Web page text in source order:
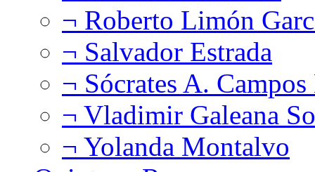
¬ Roberto Limón
¬ Salvador Estrada
¬ Sócrates A.
¬ Vladimir Galeana
¬ Yolanda Montalvo